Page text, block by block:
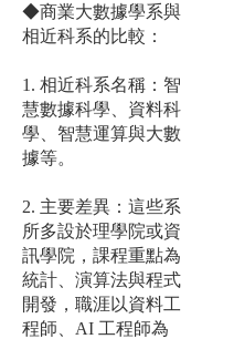
◆商業大數據學系與
相近科系的比較：
1. 相近科系名稱：智
慧數據科學、資料科
學、智慧運算與大數
據等。
2. 主要差異：這些系
所多設於理學院或資
訊學院，課程重點為
統計、演算法與程式
開發，職涯以資料工
程師、AI 工程師為